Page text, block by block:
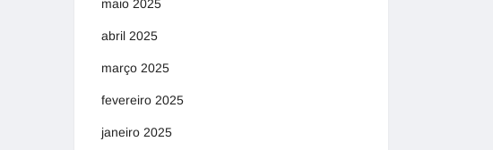
maio 2025
abril 2025
março 2025
fevereiro 2025
janeiro 2025